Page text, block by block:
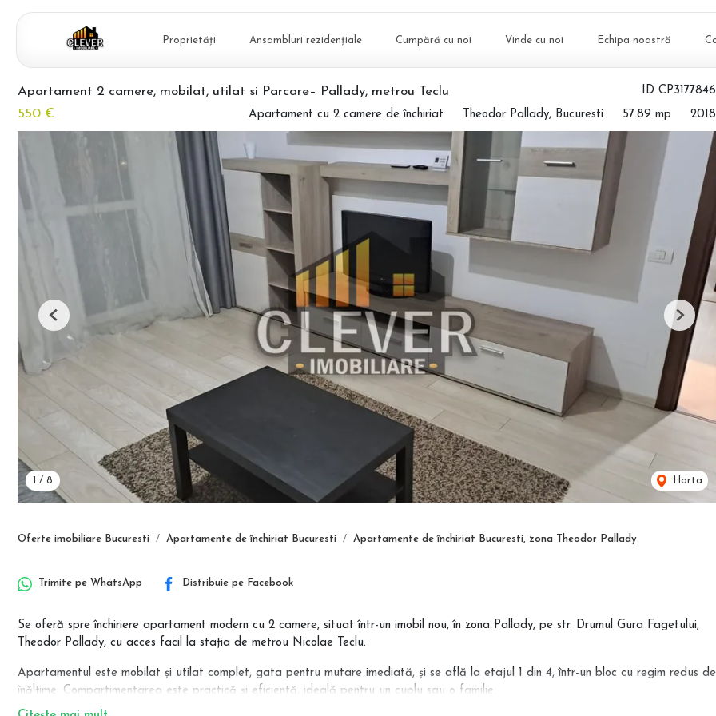
Proprietăți Ansambluri rezidențiale Cumpără cu noi Vinde cu noi Echipa noastră
ID CP3177846
Apartament 2 camere, mobilat, utilat si Parcare– Pallady, metrou Teclu
550 €
Apartament cu 2 camere de închiriat Theodor Pallady, Bucuresti 57.89 mp 2018
/ 8 Harta
Previous Next
Oferte imobiliare Bucuresti Apartamente de închiriat Bucuresti Apartamente de închiriat Bucuresti, zona Theodor Pallady
Trimite pe WhatsApp Distribuie pe Facebook
Se oferă spre închiriere apartament modern cu 2 camere, situat într-un imobil nou, în zona Pallady, pe str. Drumul Gura Fagetului,
Theodor Pallady, cu acces facil la stația de metrou Nicolae Teclu.
Apartamentul este mobilat și utilat complet, gata pentru mutare imediată, și se află la etajul 1 din 4, într-un bloc cu regim redus de
înălțime. Compartimentarea este practică și eficientă, ideală pentru un cuplu sau o familie.